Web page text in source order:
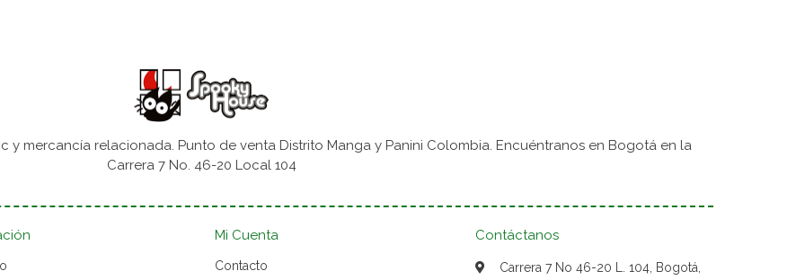
y mercancía relacionada. Punto de venta Distrito Manga y Panini Colombia. Encuéntranos en Bogotá en la
Carrera 7 No. 46-20 Local 104
Mi Cuenta
Contacto
Contáctanos
Carrera 7 No 46-20 L. 104, Bogotá,